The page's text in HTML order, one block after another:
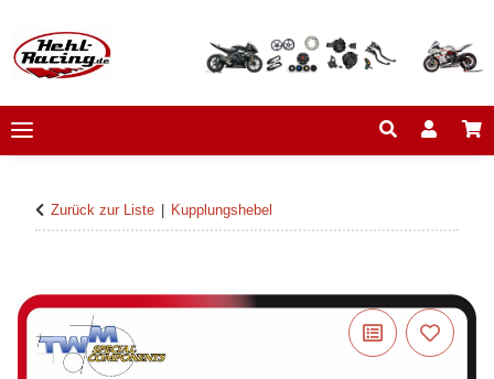
Zurück zur Liste Kupplungshebel